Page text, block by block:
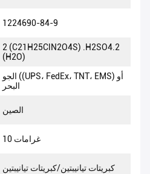
1224690-84-9
2 (C21H25ClN2O4S) .H2SO4.2
(H2O)
الجو ((UPS، FedEx، TNT، EMS) أو
البحر
الصين
10 غرامات
كبريتات تيانيبتين/كبريتات تيانيبتين